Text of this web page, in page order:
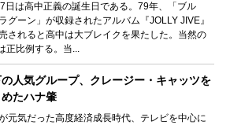
日は高中正義の誕生日である。79年、「ブル
グーン」が収録されたアルバム『JOLLY JIVE』
されると高中は大ブレイクを果たした。当然の
正比例する。当...
の人気グループ、クレージー・キャッツを
めたハナ肇
元気だった高度経済成長時代、テレビを中心に